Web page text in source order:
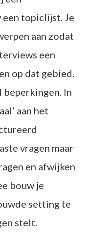
topiclijst. Je
aan zodat
een
op dat gebied.
In
aan het
vragen maar
en afwijken
bouw je
setting te
stelt.